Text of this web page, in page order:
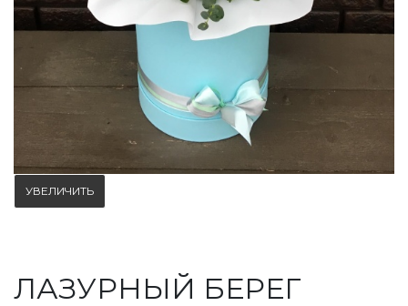
УВЕЛИЧИТЬ
ЛАЗУРНЫЙ БЕРЕГ